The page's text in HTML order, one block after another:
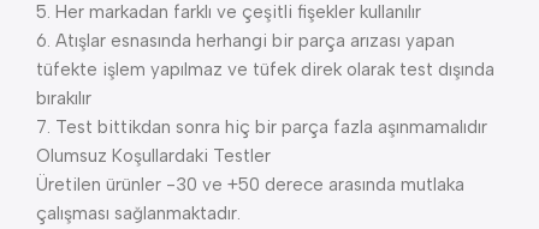
5. Her markadan farklı ve çeşitli fişekler kullanılır
6. Atışlar esnasında herhangi bir parça arızası yapan
tüfekte işlem yapılmaz ve tüfek direk olarak test dışında
bırakılır
7. Test bittikdan sonra hiç bir parça fazla aşınmamalıdır
Olumsuz Koşullardaki Testler
Üretilen ürünler -30 ve +50 derece arasında mutlaka
çalışması sağlanmaktadır.